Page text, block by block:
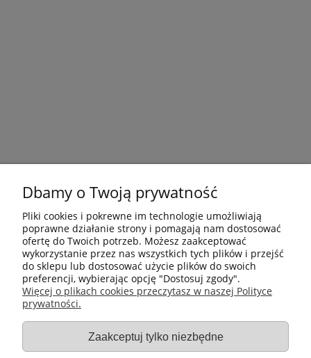
Płatności i dostawa
Gastro-Pol
Dbamy o Twoją prywatność
Pliki cookies i pokrewne im technologie umożliwiają
poprawne działanie strony i pomagają nam dostosować
ofertę do Twoich potrzeb. Możesz zaakceptować
wykorzystanie przez nas wszystkich tych plików i przejść
do sklepu lub dostosować użycie plików do swoich
preferencji, wybierając opcję "Dostosuj zgody".
Więcej o plikach cookies przeczytasz w naszej Polityce
prywatności.
Zaakceptuj tylko niezbędne